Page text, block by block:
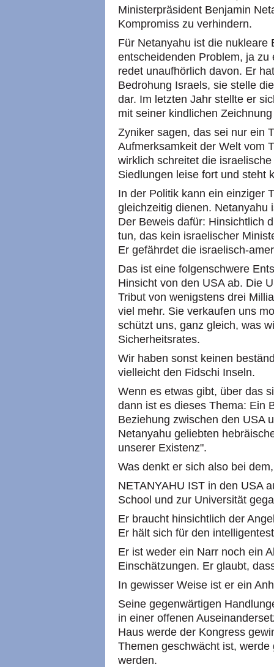
Ministerpräsident Benjamin
Kompromiss zu verhindern.
Für Netanyahu ist die nukleare
entscheidenden Problem, ja
redet unaufhörlich davon. Er
Bedrohung Israels, sie stelle
dar. Im letzten Jahr stellte er
mit seiner kindlichen
Zyniker sagen, das sei nur ein
Aufmerksamkeit der Welt vom
wirklich schreitet die
Siedlungen leise fort und steht
In der Politik kann ein einziger
gleichzeitig dienen. Netanyahu
Der Beweis dafür: Hinsichtlich
tun, das kein israelischer
Er gefährdet die israelisch-
Das ist eine folgenschwere
Hinsicht von den USA ab. Die
Tribut von wenigstens drei
viel mehr. Sie verkaufen uns
schützt uns, ganz gleich, was
Sicherheitsrates.
Wir haben sonst keinen
vielleicht den Fidschi Inseln.
Wenn es etwas gibt, über das
dann ist es dieses Thema: Ein
Beziehung zwischen den USA
Netanyahu geliebten
unserer Existenz".
Was denkt er sich also bei
NETANYAHU IST in den USA
School und zur Universität
Er braucht hinsichtlich der
Er hält sich für den
Er ist weder ein Narr noch ein
Einschätzungen. Er glaubt,
In gewisser Weise ist er ein
Seine gegenwärtigen
in einer offenen
Haus werde der Kongress
Themen geschwächt ist,
werden.